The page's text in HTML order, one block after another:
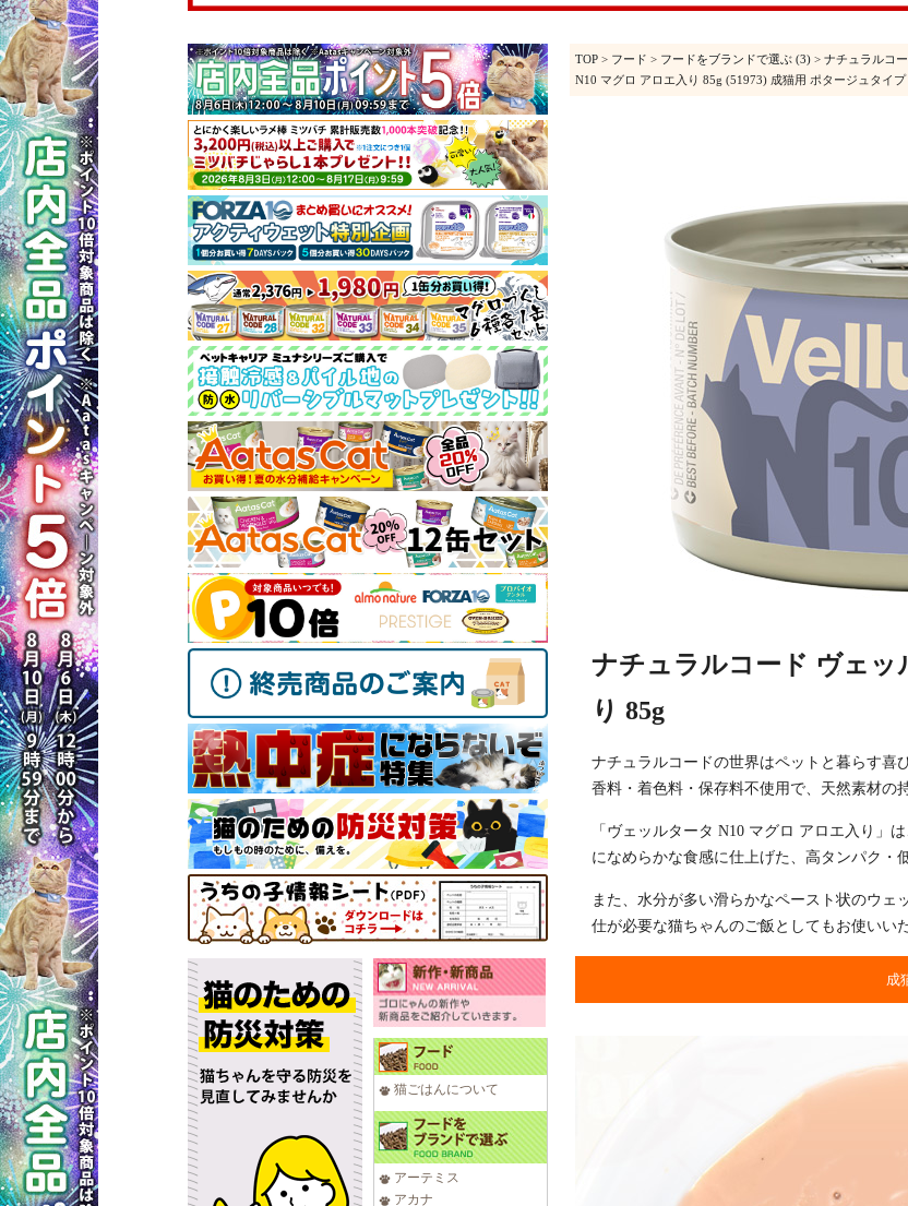
猫ごはんについて
アーテミス
アカナ
TOP > フード > フードをブランドで選ぶ (3) > ナチュラルコ
N10 マグロ アロエ入り 85g (51973) 成猫用 ポタージュタイ
ナチュラルコード ヴェッ
り 85g
ナチュラルコードの世界はペットと暮らす喜
香料・着色料・保存料不使用で、天然素材の
「ヴェッルタータ N10 マグロ アロエ入り」
になめらかな食感に仕上げた、高タンパク・
また、水分が多い滑らかなペースト状のウ
仕が必要な猫ちゃんのご飯としてもお使いい
成